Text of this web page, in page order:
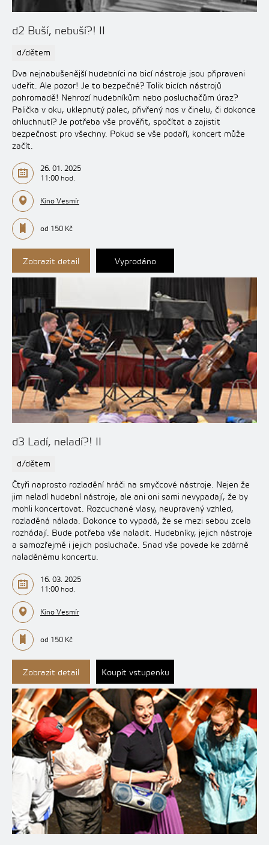
d2 Buší, nebuší?! II
d/dětem
Dva nejnabušenější hudebníci na bicí nástroje jsou připraveni
udeřit. Ale pozor! Je to bezpečné? Tolik bicích nástrojů
pohromadě! Nehrozí hudebníkům nebo posluchačům úraz?
Palička v oku, uklepnutý palec, přivřený nos v činelu, či dokonce
ohluchnutí? Je potřeba vše prověřit, spočítat a zajistit
bezpečnost pro všechny. Pokud se vše podaří, koncert může
začít.
26. 01. 2025
11:00 hod.
Kino Vesmír
od 150 Kč
Zobrazit detail Vyprodáno
d3 Ladí, neladí?! II
d/dětem
Čtyři naprosto rozladění hráči na smyčcové nástroje. Nejen že
jim neladí hudební nástroje, ale ani oni sami nevypadají, že by
mohli koncertovat. Rozcuchané vlasy, neupravený vzhled,
rozladěná nálada. Dokonce to vypadá, že se mezi sebou zcela
rozhádají. Bude potřeba vše naladit. Hudebníky, jejich nástroje
a samozřejmě i jejich posluchače. Snad vše povede ke zdárně
naladěnému koncertu.
16. 03. 2025
11:00 hod.
Kino Vesmír
od 150 Kč
Zobrazit detail Koupit vstupenku